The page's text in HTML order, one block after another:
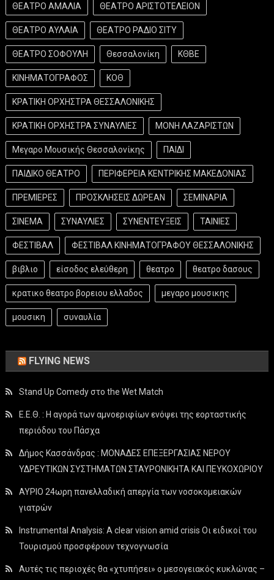
ΘΕΑΤΡΟ ΑΜΑΛΙΑ ΘΕΑΤΡΟ ΑΡΙΣΤΟΤΕΛΕΙΟΝ
ΘΕΑΤΡΟ ΑΥΛΑΙΑ ΘΕΑΤΡΟ ΡΑΔΙΟ ΣΙΤΥ
ΘΕΑΤΡΟ ΣΟΦΟΥΛΗ Θεσσαλονίκη ΚΘΒΕ
ΚΙΝΗΜΑΤΟΓΡΑΦΟΣ ΚΟΘ
ΚΡΑΤΙΚΗ ΟΡΧΗΣΤΡΑ ΘΕΣΣΑΛΟΝΙΚΗΣ
ΚΡΑΤΙΚΗ ΟΡΧΗΣΤΡΑ ΣΥΝΑΥΛΙΕΣ ΜΟΝΗ ΛΑΖΑΡΙΣΤΩΝ
Μεγαρο Μουσικής Θεσσαλονίκης ΠΑΙΔΙ
ΠΑΙΔΙΚΟ ΘΕΑΤΡΟ ΠΕΡΙΦΕΡΕΙΑ ΚΕΝΤΡΙΚΗΣ ΜΑΚΕΔΟΝΙΑΣ
ΠΡΕΜΙΕΡΕΣ ΠΡΟΣΚΛΗΣΕΙΣ ΔΩΡΕΑΝ ΣΕΜΙΝΑΡΙΑ
ΣΙΝΕΜΑ ΣΥΝΑΥΛΙΕΣ ΣΥΝΕΝΤΕΥΞΕΙΣ ΤΑΙΝΙΕΣ
ΦΕΣΤΙΒΑΛ ΦΕΣΤΙΒΑΛ ΚΙΝΗΜΑΤΟΓΡΑΦΟΥ ΘΕΣΣΑΛΟΝΙΚΗΣ
βιβλιο είσοδος ελεύθερη θεατρο θεατρο δασους
κρατικο θεατρο βορειου ελλαδος μεγαρο μουσικης
μουσικη συναυλία
FLYING NEWS
Stand Up Comedy στο the Wet Match
Ε.Ε.Θ. : Η αγορά των αμνοεριφίων ενόψει της εορταστικής
περιόδου του Πάσχα
Δήμος Κασσάνδρας : ΜΟΝΑΔΕΣ ΕΠΕΞΕΡΓΑΣΙΑΣ ΝΕΡΟΥ
ΥΔΡΕΥΤΙΚΩΝ ΣΥΣΤΗΜΑΤΩΝ ΣΤΑΥΡΟΝΙΚΗΤΑ ΚΑΙ ΠΕΥΚΟΧΩΡΙΟΥ
ΑΥΡΙΟ 24ωρη πανελλαδική απεργία των νοσοκομειακών
γιατρών
Instrumental Analysis: A clear vision amid crisis Οι ειδικοί του
Τουρισμού προσφέρουν τεχνογνωσία
Αυτές τις περιοχές θα «χτυπήσει» ο μεσογειακός κυκλώνας –